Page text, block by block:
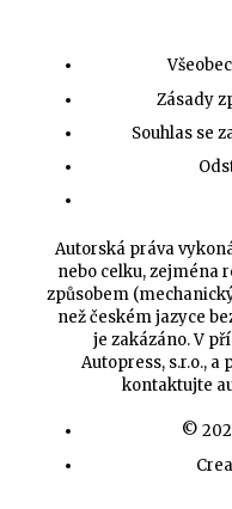
Zásady
Souhlas se
Autorská práva
nebo celku, zejména
způsobem
než českém jazyce
je zakázáno. V
Autopress, s.r.o.,
kontaktujte
©